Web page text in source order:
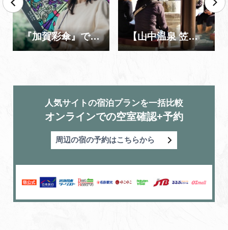
『加賀彩傘』でめぐる女子旅【半日コース】 【山中温泉 笠の露】無料で利用できる足湯で気軽に温泉
人気サイトの宿泊プランを一括比較
オンラインでの空室確認+予約
周辺の宿の予約はこちらから